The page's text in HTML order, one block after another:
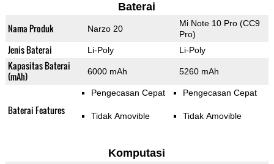
Baterai
Nama Produk Narzo 20
Mi Note 10 Pro (CC9
Pro)
Jenis Baterai Li-Poly Li-Poly
Kapasitas Baterai
(mAh)
6000 mAh 5260 mAh
Baterai Features
Pengecasan Cepat
Tidak Amovible
Pengecasan Cepat
Tidak Amovible
Komputasi